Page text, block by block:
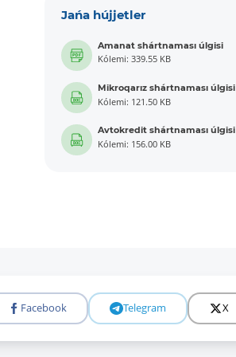
Jańa hújjetler
Amanat shártnaması úlgisi
Kólemi: 339.55 KB
Mikroqarız shártnaması úlgisi
Kólemi: 121.50 KB
Avtokredit shártnaması úlgisi
Kólemi: 156.00 KB
Facebook Telegram X